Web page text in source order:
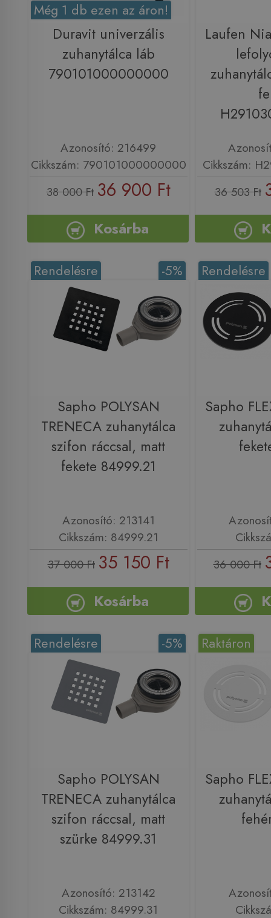
Még 1 db ezen az áron!
Duravit univerzális
zuhanytálca láb
790101000000000
Azonosító: 216499
Cikkszám: 790101000000000
38 000 Ft 36 900 Ft
Kosárba
Laufen
Cikkszám:
36 503 Ft
-5%
Rendelésre
Sapho POLYSAN
TRENECA zuhanytálca
szifon ráccsal, matt
fekete 84999.21
Azonosító: 213141
Cikkszám: 84999.21
37 000 Ft 35 150 Ft
Kosárba
Rendelésre
Sapho
36 000 Ft
-5%
Rendelésre
Sapho POLYSAN
TRENECA zuhanytálca
szifon ráccsal, matt
szürke 84999.31
Azonosító: 213142
Cikkszám: 84999.31
Raktáron
Sapho